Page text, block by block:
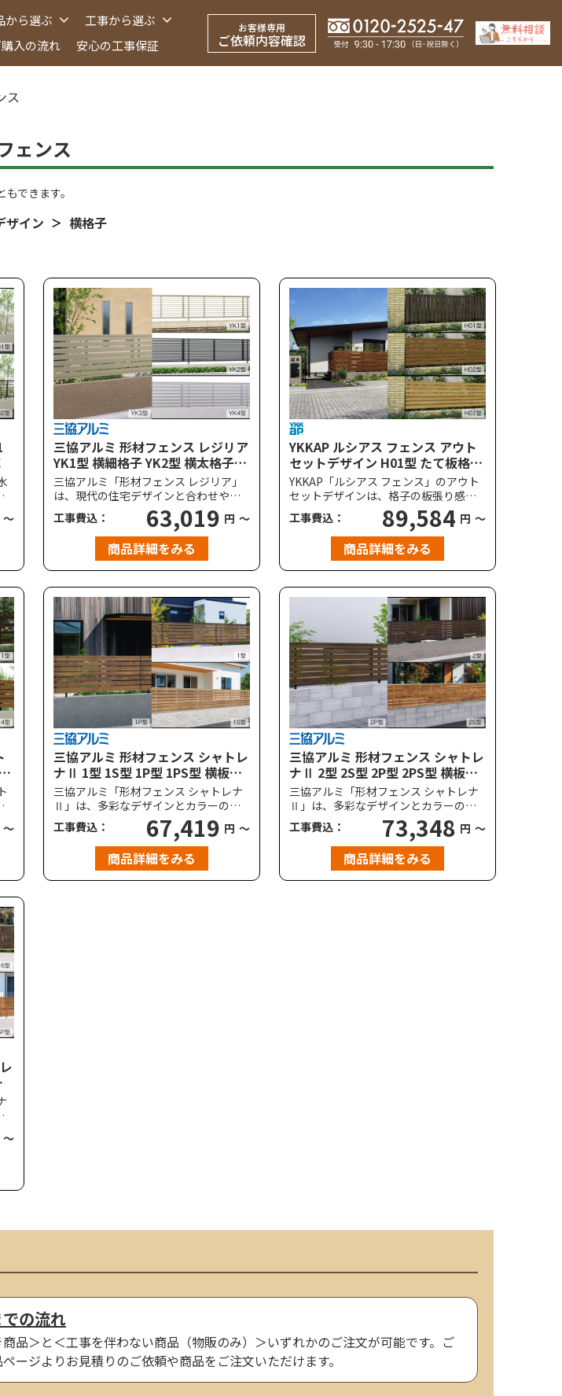
から選ぶ
工事から選ぶ
購入の流れ
安心の工事保証
お客様専用
ご依頼内容確認
ス
ェンス
できます。
ザイン 横格子
～
三協アルミ 形材フェンス レジリア
YK1型 横細格子 YK2型 横太格子
YK3型 YK4型 横板格子 ハイタイ
プ・高尺タイプ対応
三協アルミ「形材フェンス レジリア」
は、現代の住宅デザインと合わせやす
い、シンプルデザインが魅力のスタン
ダードなアルミフェンスです。豊富な
デザインバリエーションとカラーによ
り、あらゆる建物の外構にフィットし
てくれます。耐風圧強度は、標準で風
対応しています。
工事費込： 63,019 円 ～
商品詳細をみる
YKKAP ルシアス フェンス アウト
セットデザイン H01型 たて板格子
H02型 横板格子 H07型 リブモール
高尺タイプ対応
YKKAP「ルシアス フェンス」のアウト
セットデザインは、格子の板張り感が
際立つ木目調のデザインが、洋風から
和風、モダンからクラシックまで幅広
い住宅におすすめのフェンスです。耐
風圧強度は、標準で風速34m/秒相当
（柱ピッチ2m以下）に対応していま
工事費込： 89,584 円 ～
商品詳細をみる
～
三協アルミ 形材フェンス シャトレ
ナⅡ 1型 1S型 1P型 1PS型 横板格
子 片面木調 ハイタイプ・高尺タイ
プ対応
三協アルミ「形材フェンス シャトレナ
Ⅱ」は、多彩なデザインとカラーの木
目調デザインが魅力のアルミフェンス
です。＜スタンダードタイプ・プレミ
アムタイプ＞、＜標準・下桟すき間小
＞仕様の中からタイプの選択が可能
で、どんな建物の外観にも自然と溶け
工事費込： 67,419 円 ～
商品詳細をみる
三協アルミ 形材フェンス シャトレ
ナⅡ 2型 2S型 2P型 2PS型 横板格
子 両面木調 ハイタイプ・高尺タイ
プ対応
三協アルミ「形材フェンス シャトレナ
Ⅱ」は、多彩なデザインとカラーの木
目調デザインが魅力のアルミフェンス
です。＜スタンダードタイプ・プレミ
アムタイプ＞、＜標準・下桟すき間小
＞仕様の中からタイプの選択が可能
で、どんな建物の外観にも自然と溶け
工事費込： 73,348 円 ～
商品詳細をみる
～
の流れ
品＞と＜工事を伴わない商品（物販のみ）＞いずれかのご注文が可能です。ご
ージよりお見積りのご依頼や商品をご注文いただけます。